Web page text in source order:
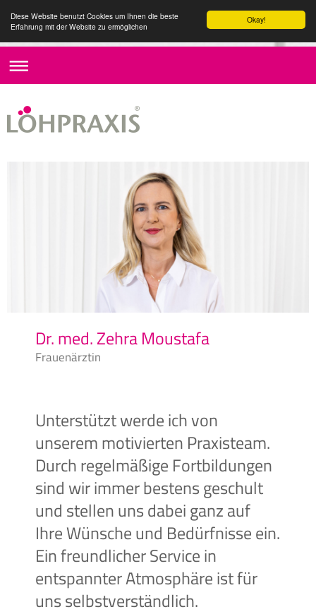
Okay!
Diese Website benutzt Cookies um Ihnen die beste
Erfahrung mit der Website zu ermöglichen
Dr. med. Zehra Moustafa
Frauenärztin
Unterstützt werde ich von
unserem motivierten Praxisteam.
Durch regelmäßige Fortbildungen
sind wir immer bestens geschult
und stellen uns dabei ganz auf
Ihre Wünsche und Bedürfnisse ein.
Ein freundlicher Service in
entspannter Atmosphäre ist für
uns selbstverständlich.